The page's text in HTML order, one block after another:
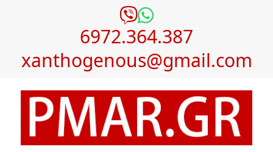
6972.364.387
xanthogenous@gmail.com